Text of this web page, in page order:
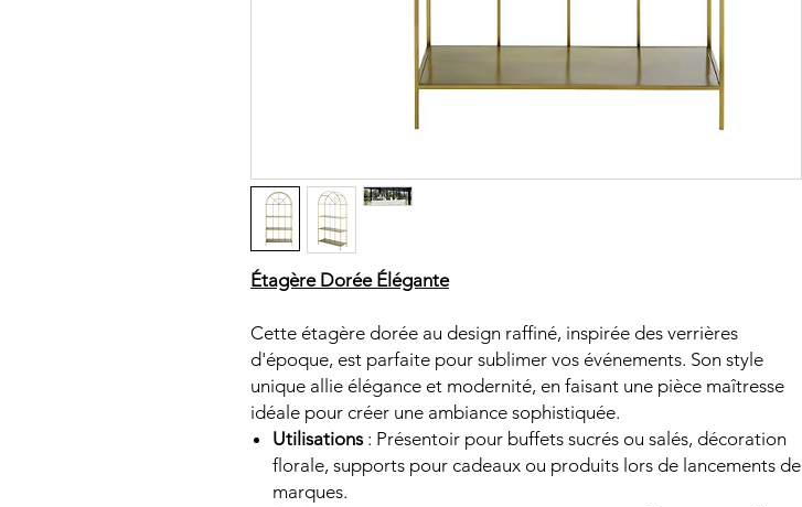
Étagère Dorée Élégante
Cette étagère dorée au design raffiné, inspirée des verrières
d'époque, est parfaite pour sublimer vos événements. Son style
unique allie élégance et modernité, en faisant une pièce maîtresse
idéale pour créer une ambiance sophistiquée.
Utilisations: Présentoir pour buffets sucrés ou salés, décoration
florale, supports pour cadeaux ou produits lors de lancements de
marques.